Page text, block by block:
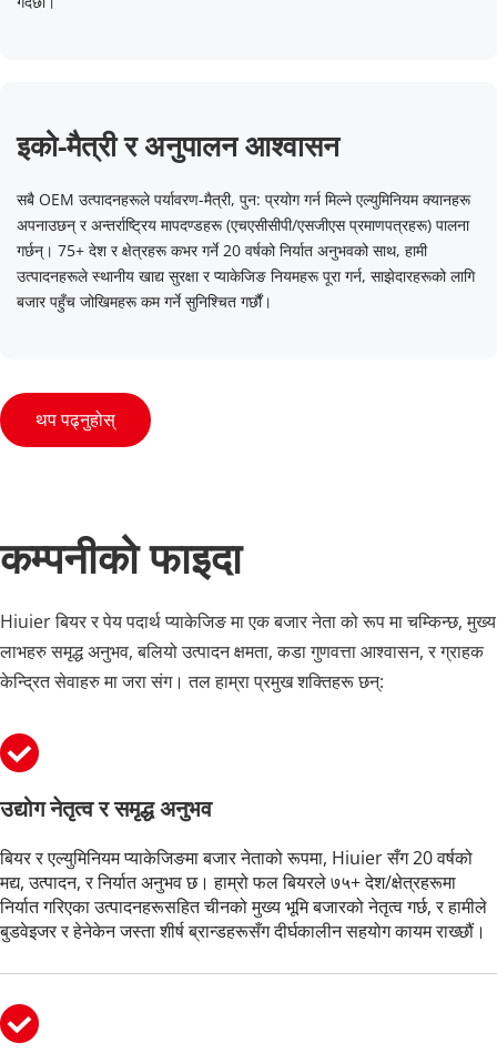
इको-मैत्री र अनुपालन आश्वासन
सबै OEM उत्पादनहरूले पर्यावरण-मैत्री, पुन: प्रयोग गर्न मिल्ने एल्युमिनियम क्यानहरू
अपनाउछन् र अन्तर्राष्ट्रिय मापदण्डहरू (एचएसीसीपी/एसजीएस प्रमाणपत्रहरू) पालना
गर्छन्। 75+ देश र क्षेत्रहरू कभर गर्ने 20 वर्षको निर्यात अनुभवको साथ, हामी
उत्पादनहरूले स्थानीय खाद्य सुरक्षा र प्याकेजिङ नियमहरू पूरा गर्न, साझेदारहरूको लागि
बजार पहुँच जोखिमहरू कम गर्ने सुनिश्चित गर्छौं।
थप पढ्नुहोस्
कम्पनीको फाइदा
Hiuier बियर र पेय पदार्थ प्याकेजिङ मा एक बजार नेता को रूप मा चम्किन्छ, मुख्य
लाभहरु समृद्ध अनुभव, बलियो उत्पादन क्षमता, कडा गुणवत्ता आश्वासन, र ग्राहक
केन्द्रित सेवाहरु मा जरा संग। तल हाम्रा प्रमुख शक्तिहरू छन्:
उद्योग नेतृत्व र समृद्ध अनुभव
बियर र एल्युमिनियम प्याकेजिङमा बजार नेताको रूपमा, Hiuier सँग 20 वर्षको
मद्य, उत्पादन, र निर्यात अनुभव छ। हाम्रो फल बियरले ७५+ देश/क्षेत्रहरूमा
निर्यात गरिएका उत्पादनहरूसहित चीनको मुख्य भूमि बजारको नेतृत्व गर्छ, र हामीले
बुडवेइजर र हेनेकेन जस्ता शीर्ष ब्रान्डहरूसँग दीर्घकालीन सहयोग कायम राख्छौं।